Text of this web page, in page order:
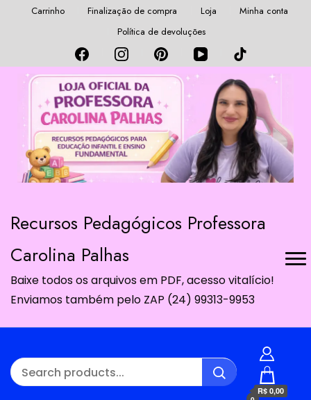
Carrinho Finalização de compra Loja
Minha conta
Política de devoluções
Recursos Pedagógicos Professora
Carolina Palhas
Baixe todos os arquivos em PDF, acesso vitalício!
Enviamos também pelo ZAP (24) 99313-9953
R$ 0,00